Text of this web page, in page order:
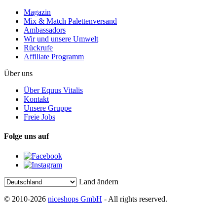
Magazin
Mix & Match Palettenversand
Ambassadors
Wir und unsere Umwelt
Rückrufe
Affiliate Programm
Über uns
Über Equus Vitalis
Kontakt
Unsere Gruppe
Freie Jobs
Folge uns auf
Land ändern
© 2010-2026 niceshops GmbH - All rights reserved.